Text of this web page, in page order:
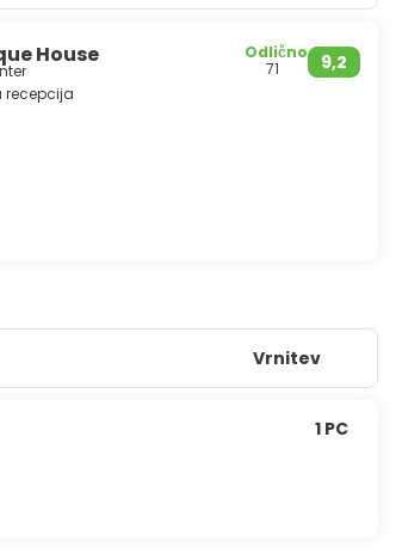
House 9,2
Odlično
71
recepcija
Vrnitev
1 PC